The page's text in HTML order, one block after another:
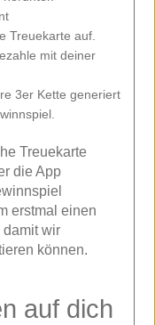
Treuekarte auf.
mit deiner
3er Kette generiert
Treuekarte
die App
erstmal einen
damit wir
können.
auf dich